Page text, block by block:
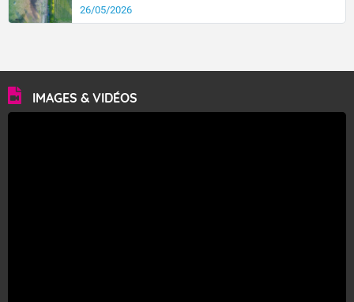
26/05/2026
IMAGES & VIDÉOS